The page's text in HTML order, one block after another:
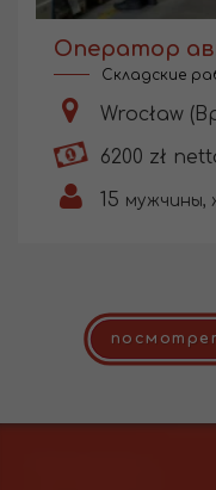
Складские
Wrocław
6200 zł
15 мужчины,